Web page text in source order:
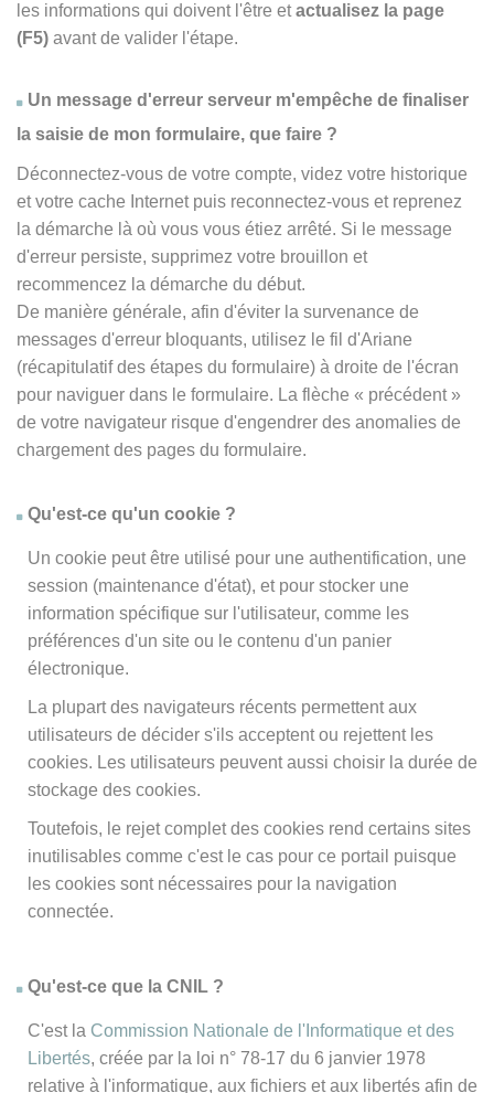
les informations qui doivent l'être etactualisez la page
(F5) avant de valider l'étape.
Un message d'erreur serveur m'empêche de finaliser
la saisie de mon formulaire, que faire ?
Déconnectez-vous de votre compte, videz votre historique
et votre cache Internet puis reconnectez-vous et reprenez
la démarche là où vous vous étiez arrêté. Si le message
d'erreur persiste, supprimez votre brouillon et
recommencez la démarche du début.
De manière générale, afin d'éviter la survenance de
messages d'erreur bloquants, utilisez le fil d'Ariane
(récapitulatif des étapes du formulaire) à droite de l'écran
pour naviguer dans le formulaire. La flèche « précédent »
de votre navigateur risque d'engendrer des anomalies de
chargement des pages du formulaire.
Qu'est-ce qu'un cookie ?
Un cookie peut être utilisé pour une authentification, une
session (maintenance d'état), et pour stocker une
information spécifique sur l'utilisateur, comme les
préférences d'un site ou le contenu d'un panier
électronique.
La plupart des navigateurs récents permettent aux
utilisateurs de décider s'ils acceptent ou rejettent les
cookies. Les utilisateurs peuvent aussi choisir la durée de
stockage des cookies.
Toutefois, le rejet complet des cookies rend certains sites
inutilisables comme c'est le cas pour ce portail puisque
les cookies sont nécessaires pour la navigation
connectée.
Qu'est-ce que la CNIL ?
C'est la Commission Nationale de l'Informatique et des
Libertés, créée par la loi n° 78-17 du 6 janvier 1978
relative à l'informatique, aux fichiers et aux libertés afin de